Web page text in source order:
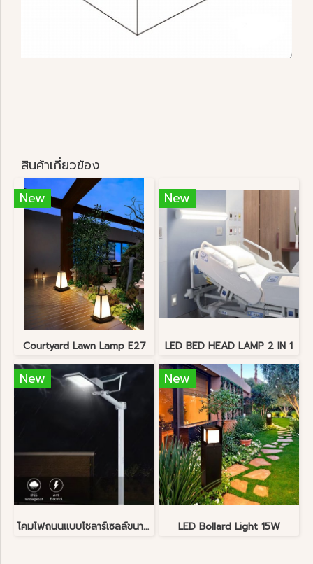
สินค้าเกี่ยวข้อง
New
Courtyard Lawn Lamp E27
New
LED BED HEAD LAMP 2 IN 1
New
โคมไฟถนนแบบโซลาร์เซลล์ขนาด 40 วัตต์
New
LED Bollard Light 15W